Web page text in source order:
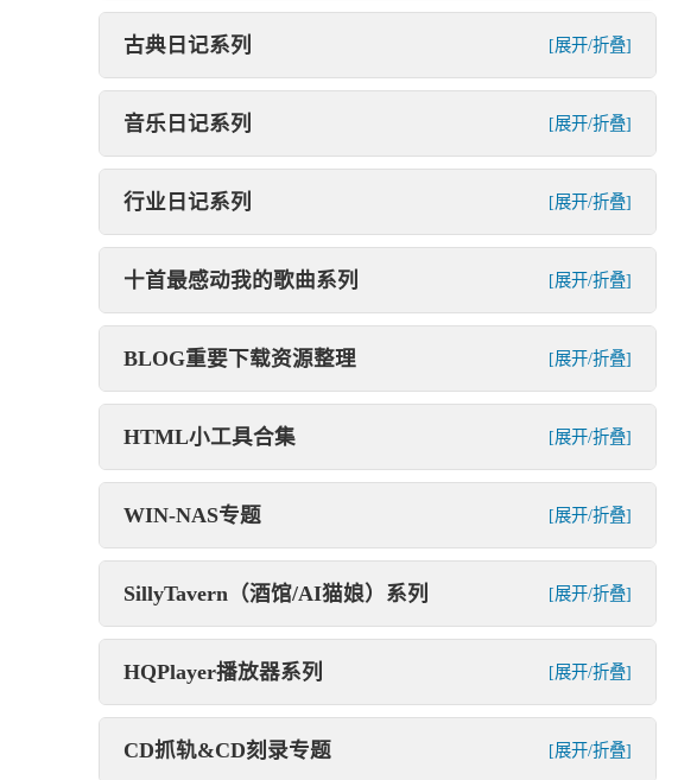
古典日记系列 [展开/折叠]
音乐日记系列 [展开/折叠]
行业日记系列 [展开/折叠]
十首最感动我的歌曲系列 [展开/折叠]
BLOG重要下载资源整理 [展开/折叠]
HTML小工具合集 [展开/折叠]
WIN-NAS专题 [展开/折叠]
SillyTavern（酒馆/AI猫娘）系列 [展开/折叠]
HQPlayer播放器系列 [展开/折叠]
CD抓轨&CD刻录专题 [展开/折叠]